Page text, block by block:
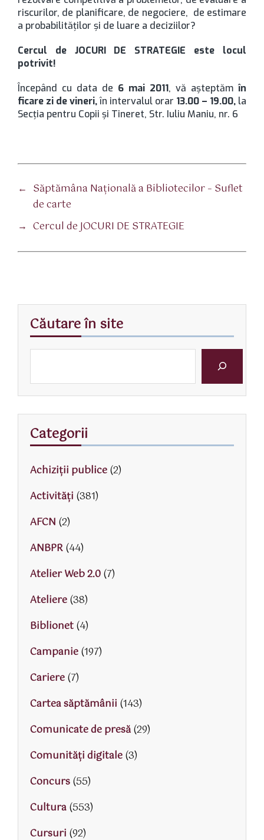
riscurilor, de planificare, de negociere, de estimare
a probabilităţilor şi de luare a deciziilor?
Cercul de JOCURI DE STRATEGIE este locul
potrivit!
Începând cu data de 6 mai 2011, vă aşteptăm în
ficare zi de vineri,în intervalul orar 13.00 – 19.00, la
Secţia pentru Copii şi Tineret, Str. Iuliu Maniu, nr. 6
← Săptămâna Naţională a Bibliotecilor – Suflet
de carte
→ Cercul de JOCURI DE STRATEGIE
Căutare în site
Categorii
Achiziții publice(2)
Activităţi (381)
AFCN (2)
ANBPR(44)
Atelier Web 2.0(7)
Ateliere(38)
Biblionet(4)
Campanie(197)
Cariere(7)
Cartea săptămânii (143)
Comunicate de presă(29)
Comunități digitale(3)
Concurs(55)
Cultura(553)
Cursuri (92)